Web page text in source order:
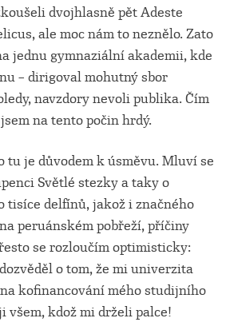
dvojhlasně pět Adeste
ale moc nám to neznělo. Zato
jednu gymnaziální akademii, kde
– dirigoval mohutný sbor
navzdory nevoli publika. Čím
na tento počin hrdý.
tu je důvodem k úsměvu. Mluví se
Světlé stezky a taky o
tisíce delfínů, jakož i značného
peruánském pobřeží, příčiny
se rozloučím optimisticky:
o tom, že mi univerzita
kofinancování mého studijního
všem, kdož mi drželi palce!